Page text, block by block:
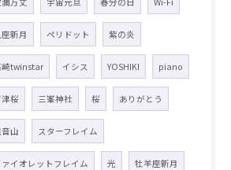
新月 ペリドット 紫の炎
崎twinstar イシス YOSHIKI piano
桜 三峯神社 桜 ありがとう
山 スターフレイム
ァイオレットフレイム 光 牡羊座新月